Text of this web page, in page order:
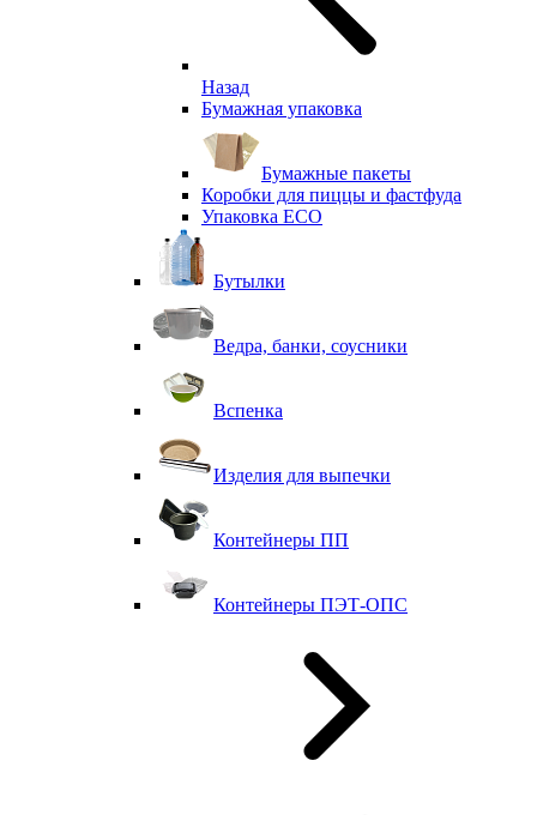
Назад
Бумажная упаковка
Бумажные пакеты
Коробки для пиццы и фастфуда
Упаковка ECO
Бутылки
Ведра, банки, соусники
Вспенка
Изделия для выпечки
Контейнеры ПП
Контейнеры ПЭТ-ОПС